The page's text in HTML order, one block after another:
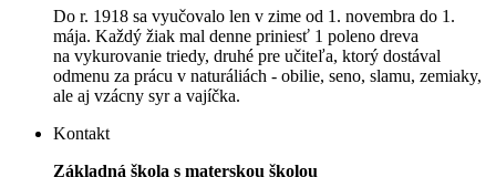
Do r. 1918 sa vyučovalo len v zime od 1. novembra do 1.
mája. Každý žiak mal denne priniesť 1 poleno dreva
na vykurovanie triedy, druhé pre učiteľa, ktorý dostával
odmenu za prácu v naturáliách - obilie, seno, slamu, zemiaky,
ale aj vzácny syr a vajíčka.
Kontakt
Základná škola s materskou školou